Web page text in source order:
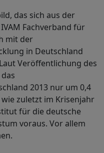
das sich aus der
Fachverband für
mit der
in Deutschland
Veröffentlichung des
2013 nur um 0,4
zuletzt im Krisenjahr
für die deutsche
voraus. Vor allem